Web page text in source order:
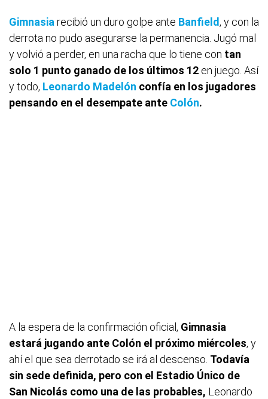
Gimnasia recibió un duro golpe ante Banfield, y con la
derrota no pudo asegurarse la permanencia. Jugó mal
y volvió a perder, en una racha que lo tiene con tan
solo 1 punto ganado de los últimos 12 en juego. Así
y todo, Leonardo Madelón confía en los jugadores
pensando en el desempate ante Colón.
A la espera de la confirmación oficial, Gimnasia
estará jugando ante Colón el próximo miércoles, y
ahí el que sea derrotado se irá al descenso. Todavía
sin sede definida, pero con el Estadio Único de
San Nicolás como una de las probables, Leonardo